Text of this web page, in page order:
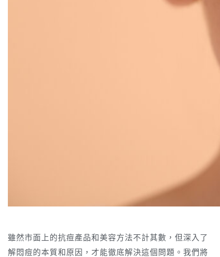
雖然市面上的抗痘產品和美容方法不計其數，但深入了
解悶痘的本質和原因，才能徹底解決這個問題。我們將